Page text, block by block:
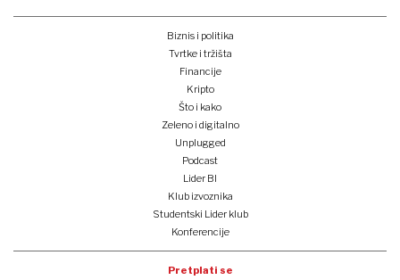
Biznis i politika
Tvrtke i tržišta
Financije
Kripto
Što i kako
Zeleno i digitalno
Unplugged
Podcast
Lider BI
Klub izvoznika
Studentski Lider klub
Konferencije
Pretplati se